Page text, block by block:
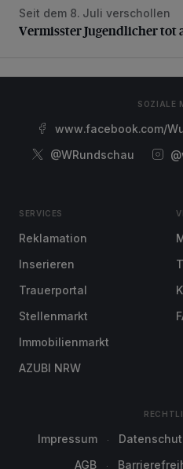
Vermisster Jugendlicher tot
Seit dem 8. Juli verschollen
Vermisster Jugendlicher tot
SOZIALE
www.facebook.com/
@WRundschau
SERVICES
Reklamation
Inserieren
Trauerportal
Stellenmarkt
Immobilienmarkt
AZUBI NRW
Impressum
AGB